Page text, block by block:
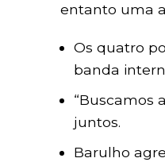
entanto uma
Os quatro
banda
“Buscamos
juntos.
Barulho